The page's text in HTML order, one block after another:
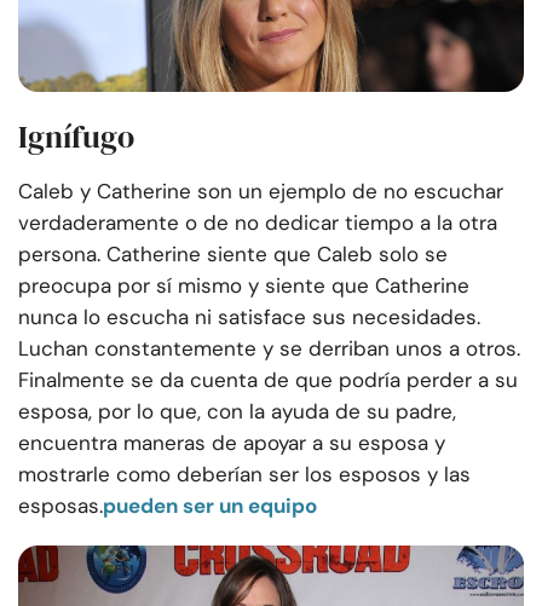
Ignífugo
Caleb y Catherine son un ejemplo de no escuchar
verdaderamente o de no dedicar tiempo a la otra
persona. Catherine siente que Caleb solo se
preocupa por sí mismo y siente que Catherine
nunca lo escucha ni satisface sus necesidades.
Luchan constantemente y se derriban unos a otros.
Finalmente se da cuenta de que podría perder a su
esposa, por lo que, con la ayuda de su padre,
encuentra maneras de apoyar a su esposa y
mostrarle como deberían ser los esposos y las
esposas.pueden ser un equipo